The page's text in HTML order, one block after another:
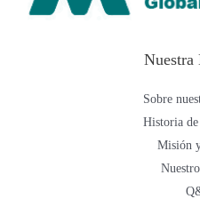
Nuestra
Sobre
Historia de
Misión